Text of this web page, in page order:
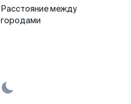
Расстояние между
городами